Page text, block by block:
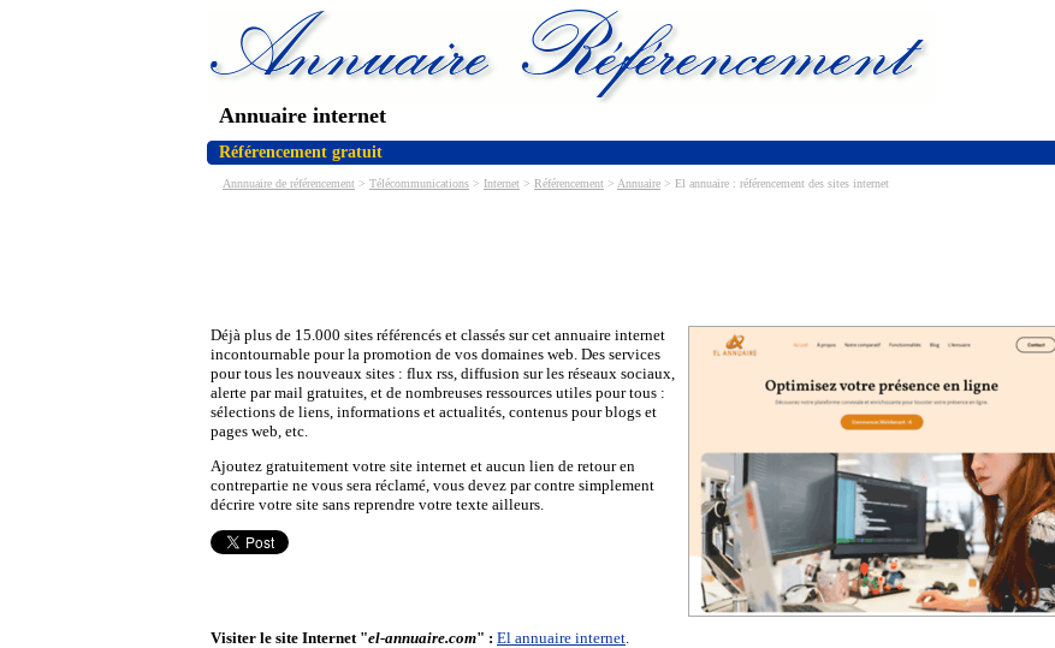
Annuaire internet
Référencement gratuit
Annnuaire de référencement > Télécommunications > Internet > Référencement > Annuaire > El annuaire : référencement des sites internet
Déjà plus de 15.000 sites référencés et classés sur cet annuaire internet
incontournable pour la promotion de vos domaines web. Des services
pour tous les nouveaux sites : flux rss, diffusion sur les réseaux sociaux,
alerte par mail gratuites, et de nombreuses ressources utiles pour tous :
sélections de liens, informations et actualités, contenus pour blogs et
pages web, etc.
Ajoutez gratuitement votre site internet et aucun lien de retour en
contrepartie ne vous sera réclamé, vous devez par contre simplement
décrire votre site sans reprendre votre texte ailleurs.
Visiter le site Internet "el-annuaire.com" : El annuaire internet.